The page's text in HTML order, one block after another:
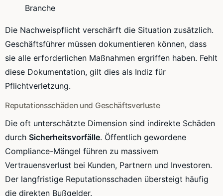
Branche
Die Nachweispflicht verschärft die Situation zusätzlich.
Geschäftsführer müssen dokumentieren können, dass
sie alle erforderlichen Maßnahmen ergriffen haben. Fehlt
diese Dokumentation, gilt dies als Indiz für
Pflichtverletzung.
Reputationsschäden und Geschäftsverluste
Die oft unterschätzte Dimension sind indirekte Schäden
durch Sicherheitsvorfälle. Öffentlich gewordene
Compliance-Mängel führen zu massivem
Vertrauensverlust bei Kunden, Partnern und Investoren.
Der langfristige Reputationsschaden übersteigt häufig
die direkten Bußgelder.